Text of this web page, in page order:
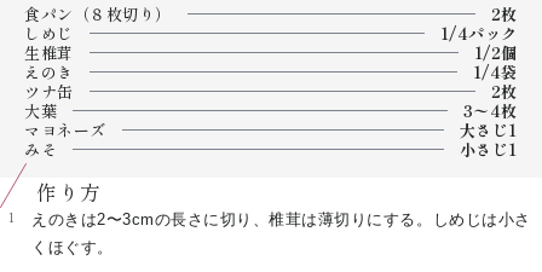
食パン（８枚切り）
2枚
しめじ
1/4パック
生椎茸
1/2個
えのき
1/4袋
ツナ缶
2枚
大葉
3〜4枚
マヨネーズ
大さじ1
みそ
小さじ1
作り方
えのきは2〜3cmの長さに切り、椎茸は薄切りにする。しめじは小さ
くほぐす。